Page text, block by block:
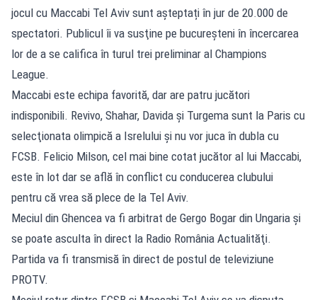
jocul cu Maccabi Tel Aviv sunt așteptați în jur de 20.000 de
spectatori. Publicul îi va susţine pe bucureşteni în încercarea
lor de a se califica în turul trei preliminar al Champions
League.
Maccabi este echipa favorită, dar are patru jucători
indisponibili. Revivo, Shahar, Davida şi Turgema sunt la Paris cu
selecţionata olimpică a Isrelului şi nu vor juca în dubla cu
FCSB. Felicio Milson, cel mai bine cotat jucător al lui Maccabi,
este în lot dar se află în conflict cu conducerea clubului
pentru că vrea să plece de la Tel Aviv.
Meciul din Ghencea va fi arbitrat de Gergo Bogar din Ungaria şi
se poate asculta în direct la Radio România Actualităţi.
Partida va fi transmisă în direct de postul de televiziune
PROTV.